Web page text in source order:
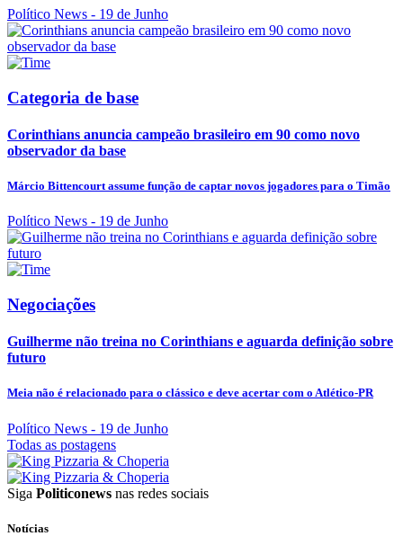
Político News - 19 de Junho
Categoria de base
Corinthians anuncia campeão brasileiro em 90 como novo
observador da base
Márcio Bittencourt assume função de captar novos jogadores para o Timão
Político News - 19 de Junho
Negociações
Guilherme não treina no Corinthians e aguarda definição sobre
futuro
Meia não é relacionado para o clássico e deve acertar com o Atlético-PR
Político News - 19 de Junho
Todas as postagens
Siga Politiconews nas redes sociais
Notícias